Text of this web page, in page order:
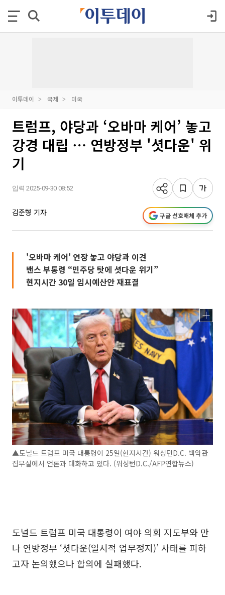
이투데이 국제 미국
트럼프, 야당과 ‘오바마 케어’ 놓고
강경 대립 ⋯ 연방정부 '셧다운' 위
기
입력 2025-09-30 08:52
김준형 기자 구글 선호매체 추가
'오바마 케어' 연장 놓고 야당과 이견
밴스 부통령 “민주당 탓에 셧다운 위기”
현지시간 30일 임시예산안 재표결
▲도널드 트럼프 미국 대통령이 25일(현지시간) 워싱턴D.C. 백악관
집무실에서 언론과 대화하고 있다. (워싱턴D.C./AFP연합뉴스)
도널드 트럼프 미국 대통령이 여야 의회 지도부와 만
나 연방정부 ‘셧다운(일시적 업무정지)’ 사태를 피하
고자 논의했으나 합의에 실패했다.